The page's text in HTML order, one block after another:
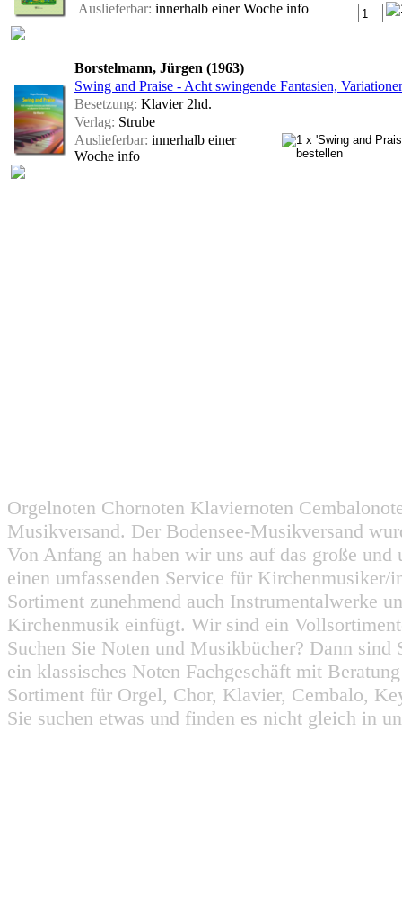
Auslieferbar: innerhalb einer Woche info
Borstelmann, Jürgen (1963)
Swing and Praise - Acht swingende Fantasien,
Besetzung: Klavier 2hd.
Verlag: Strube
Auslieferbar: innerhalb einer
Woche info
Orgelnoten Chornoten Klaviernoten
Musikversand. Der Bodensee-Musikversand
Von Anfang an haben wir uns auf das große
einen umfassenden Service für
Sortiment zunehmend auch Instrumentalwerke
Kirchenmusik einfügt. Wir sind ein
Suchen Sie Noten und Musikbücher? Dann
ein klassisches Noten Fachgeschäft mit
Sortiment für Orgel, Chor, Klavier, Cembalo,
Sie suchen etwas und finden es nicht gleich in